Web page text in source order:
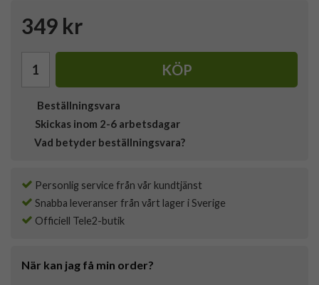
349 kr
KÖP
Beställningsvara
Skickas inom 2-6 arbetsdagar
Vad betyder beställningsvara?
Personlig service från vår kundtjänst
Snabba leveranser från vårt lager i Sverige
Officiell Tele2-butik
När kan jag få min order?